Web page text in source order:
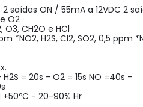
ON / 55mA a 12VDC 2
O2
O3, CH2O e HCl
*NO2, H2S, Cl2, SO2, 0,5 ppm
= 20s - O2 = 15s NO =40s -
- 20-90% Hr